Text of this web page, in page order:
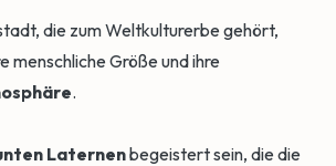
die zum Weltkulturerbe gehört,
menschliche Größe und ihre
.
Laternenbegeistert sein, die die